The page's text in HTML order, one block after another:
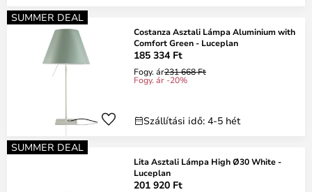
SUMMER DEAL
Costanza Asztali Lámpa Aluminium with
Comfort Green - Luceplan
185 334 Ft
Fogy. ár231 668 Ft
Fogy. ár -20%
Szállítási idő: 4-5 hét
SUMMER DEAL
Lita Asztali Lámpa High Ø30 White -
Luceplan
201 920 Ft